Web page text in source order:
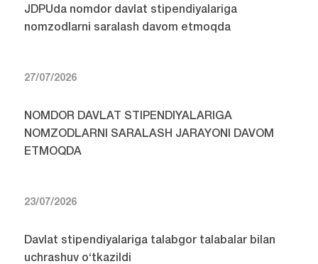
JDPUda nomdor davlat stipendiyalariga
nomzodlarni saralash davom etmoqda
27/07/2026
NOMDOR DAVLAT STIPENDIYALARIGA
NOMZODLARNI SARALASH JARAYONI DAVOM
ETMOQDA
23/07/2026
Davlat stipendiyalariga talabgor talabalar bilan
uchrashuv o‘tkazildi